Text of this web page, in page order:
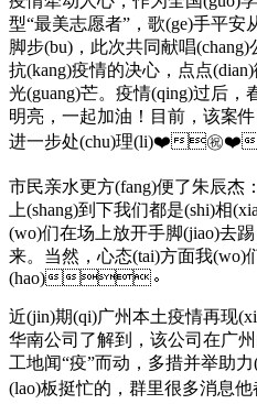
型“最美志愿者”，歌(ge)手平安
脚步(bu)，此次共同献唱
抗(kang)疫情的决心，点点
光(guang)芒。疫情(qing)
明亮，一起加油！目前，该案
进一步处(chu)理(li)❤️㊗️❤️
市民亲水更方(fang)便了朱辰杰
上(shang)到下我们都是(shi)相
(wo)们在场上放开手脚(jiao)去
来。当然，心态(tai)方面我
(hao)。
近(jin)期(qi)广州本土疫情再现
华南公司了解到，该公司在广
工地闻“疫”而动，多措并举助力(li)
(lao)板挺忙的，群里很多消息